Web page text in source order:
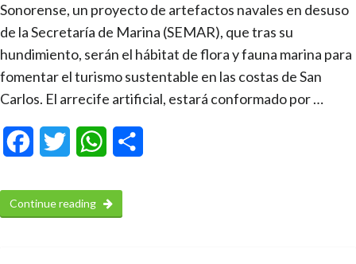
Sonorense, un proyecto de artefactos navales en desuso
de la Secretaría de Marina (SEMAR), que tras su
hundimiento, serán el hábitat de flora y fauna marina para
fomentar el turismo sustentable en las costas de San
Carlos. El arrecife artificial, estará conformado por …
FacebookTwitter WhatsApp
Continue reading